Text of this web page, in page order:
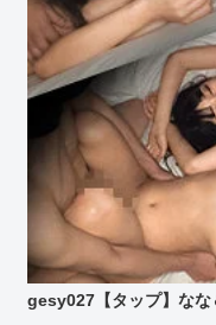
gesy027【タップ】なな